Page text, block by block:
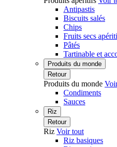
Antipastis
Biscuits salés
Chips
Fruits secs
Pâtés
Tartinable et
Produits du monde
Retour
Produits du monde
Condiments
Sauces
Riz
Retour
Riz Voir tout
Riz basiques